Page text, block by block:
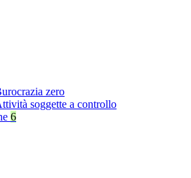
zero
soggette a controllo
6